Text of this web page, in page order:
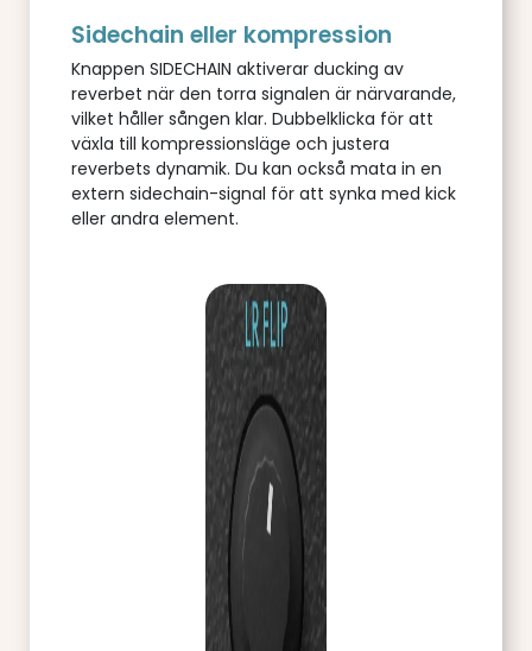
Sidechain eller kompression
Knappen SIDECHAIN aktiverar ducking av
reverbet när den torra signalen är närvarande,
vilket håller sången klar. Dubbelklicka för att
växla till kompressionsläge och justera
reverbets dynamik. Du kan också mata in en
extern sidechain-signal för att synka med kick
eller andra element.